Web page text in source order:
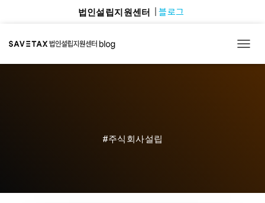
법인설립지원센터 블로그
#주식회사설립